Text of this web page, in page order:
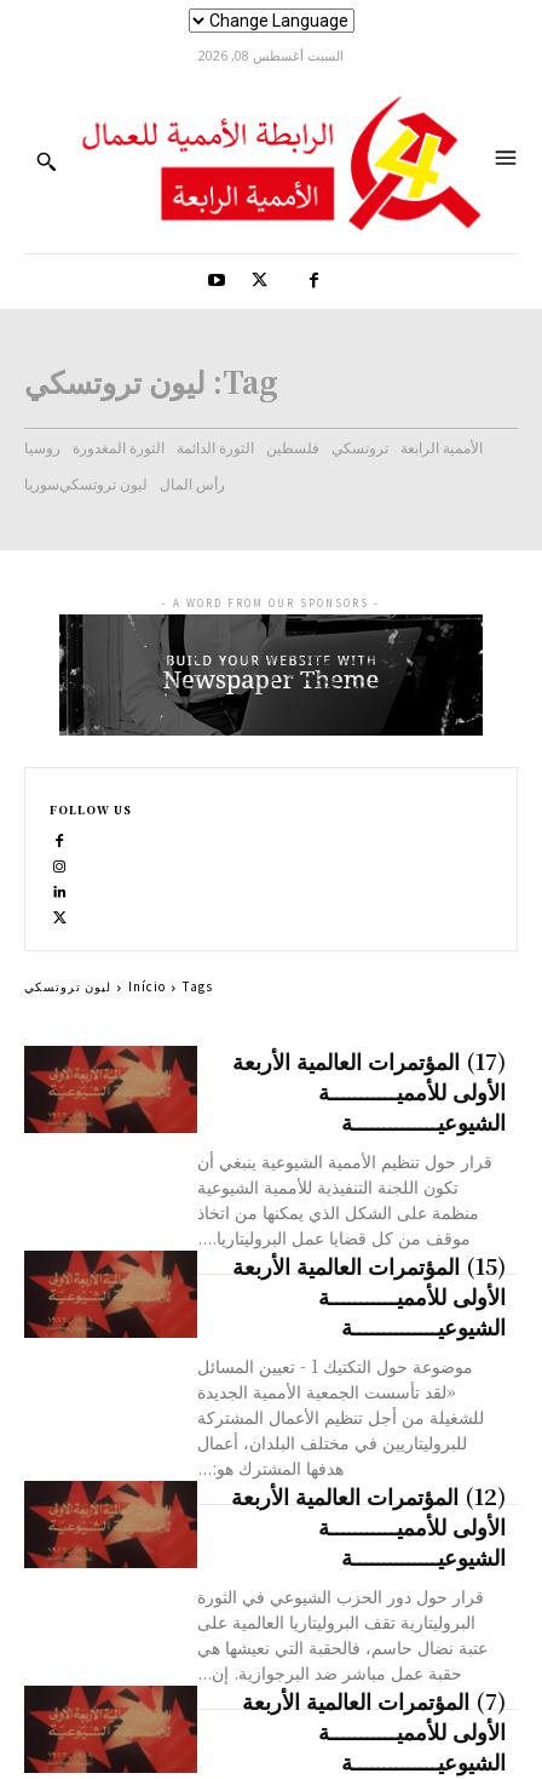
السبت أغسطس 08, 2026
Tag: ليون تروتسكي
الأممية الرابعة تروتسكي فلسطين الثورة الدائمة الثورة المغدورة
روسيا
رأس المال
ليون تروتسكيسوريا
(17) المؤتمرات العالمية الأربعة
الأولى للأمميـــــــــــة
الشيوعيــــــــــــــة
قرار حول تنظيم الأممية الشيوعية ينبغي أن
تكون اللجنة التنفيذية للأممية الشيوعية
منظمة على الشكل الذي يمكنها من اتخاذ
موقف من كل قضايا عمل البروليتاريا....
(15) المؤتمرات العالمية الأربعة
الأولى للأمميـــــــــــة
الشيوعيــــــــــــــة
موضوعة حول التكتيك 1 - تعيين المسائل
«لقد تأسست الجمعية الأممية الجديدة
للشغيلة من أجل تنظيم الأعمال المشتركة
للبروليتاريين في مختلف البلدان، أعمال
هدفها المشترك هو:...
(12) المؤتمرات العالمية الأربعة
الأولى للأمميـــــــــــة
الشيوعيــــــــــــــة
قرار حول دور الحزب الشيوعي في الثورة
البروليتارية تقف البروليتاريا العالمية على
عتبة نضال حاسم، فالحقبة التي نعيشها هي
حقبة عمل مباشر ضد البرجوازية. إن...
(7) المؤتمرات العالمية الأربعة
الأولى للأمميـــــــــــة
الشيوعيــــــــــــــة
- A WORD FROM OUR SPONSORS -
FOLLOW US
Início Tags ليون تروتسكي